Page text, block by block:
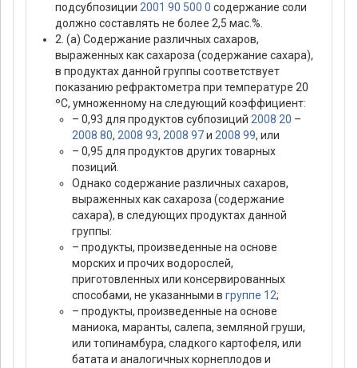
подсубпозиции 2001 90 500 0 содержание соли
должно составлять не более 2,5 мас.%.
2. (а) Содержание различных сахаров,
выраженных как сахароза (содержание сахара),
в продуктах данной группы соответствует
показанию рефрактометра при температуре 20
ºС, умноженному на следующий коэффициент:
– 0,93 для продуктов субпозиций 2008 20 –
2008 80, 2008 93, 2008 97и 2008 99, или
– 0,95 для продуктов других товарных
позиций.
Однако содержание различных сахаров,
выраженных как сахароза (содержание
сахара), в следующих продуктах данной
группы:
– продукты, произведенные на основе
морских и прочих водорослей,
приготовленных или консервированных
способами, не указанными в группе 12;
– продукты, произведенные на основе
маниока, маранты, салепа, земляной груши,
или топинамбура, сладкого картофеля, или
батата и аналогичных корнеплодов и